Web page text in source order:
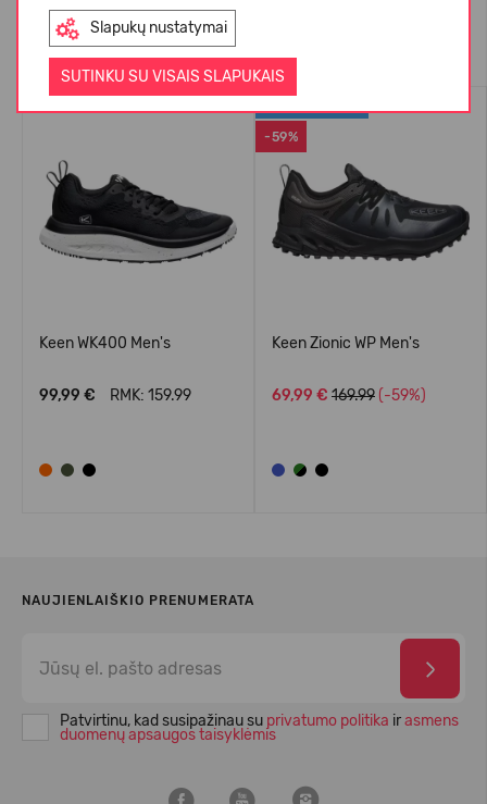
Slapukų nustatymai
SUTINKU SU VISAIS SLAPUKAIS
Panašios prekės
Keen WK400 Men's
99,99 € RMK: 159.99
-59%
Keen Zionic WP Men's
69,99 € 169.99 (-59%)
NAUJIENLAIŠKIO PRENUMERATA
Patvirtinu, kad susipažinau su privatumo politika irasmens
duomenų apsaugos taisyklėmis